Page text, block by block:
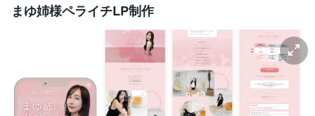
まゆ姉様ペライチLP制作